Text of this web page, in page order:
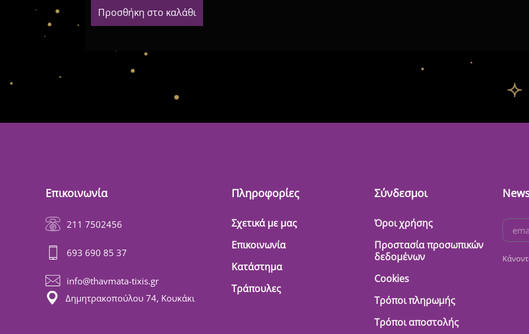
Προσθήκη στο καλάθι
Επικοινωνία
211 7502456
693 690 85 37
info@thavmata-tixis.gr
Δημητρακοπούλου 74, Κουκάκι
Πληροφορίες
Σχετικά με μας
Επικοινωνία
Κατάστημα
Τράπουλες
Σύνδεσμοι
Όροι χρήσης
Προστασία προσωπικών
δεδομένων
Cookies
Τρόποι πληρωμής
Τρόποι αποστολής